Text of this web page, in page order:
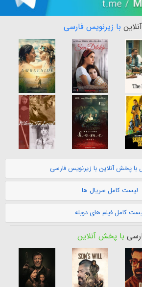
با زیرنویس فارسی
با پخش آنلاین با زیرنویس فارسی
لیست کامل سریال ها
کامل فیلم های دوبله
با پخش آنلاین